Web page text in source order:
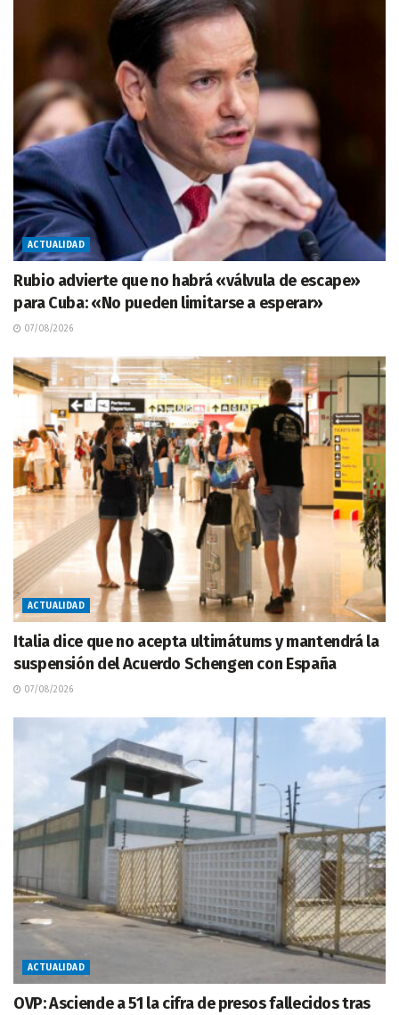
ACTUALIDAD
Rubio advierte que no habrá «válvula de escape»
para Cuba: «No pueden limitarse a esperar»
07/08/2026
ACTUALIDAD
Italia dice que no acepta ultimátums y mantendrá la
suspensión del Acuerdo Schengen con España
07/08/2026
ACTUALIDAD
OVP: Asciende a 51 la cifra de presos fallecidos tras